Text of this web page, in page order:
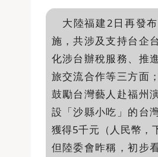
大陸福建2日再發
施，共涉及支持台企
化涉台辦稅服務、推
旅交流合作等三方面
鼓勵台灣藝人赴福州
設「沙縣小吃」的台
獲得5千元（人民幣，
但陸委會昨稱，初步